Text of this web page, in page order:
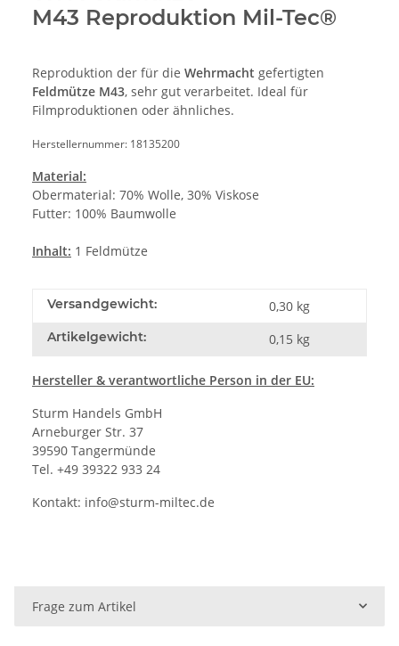
M43 Reproduktion Mil-Tec®
Reproduktion der für die Wehrmacht gefertigten
Feldmütze M43, sehr gut verarbeitet. Ideal für
Filmproduktionen oder ähnliches.
Herstellernummer: 18135200
Material:
Obermaterial: 70% Wolle, 30% Viskose
Futter: 100% Baumwolle
Inhalt: 1 Feldmütze
Versandgewicht: 0,30 kg
Artikelgewicht: 0,15 kg
Hersteller & verantwortliche Person in der EU:
Sturm Handels GmbH
Arneburger Str. 37
39590 Tangermünde
Tel. +49 39322 933 24
Kontakt: info@sturm-miltec.de
Frage zum Artikel